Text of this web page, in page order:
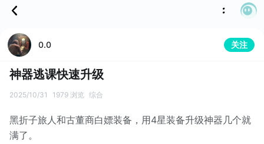
0.0 关注
神器逃课快速升级
2025/10/31 1979 浏览 综合
黑折子旅人和古董商白嫖装备，用4星装备升级神器几个就
满了。